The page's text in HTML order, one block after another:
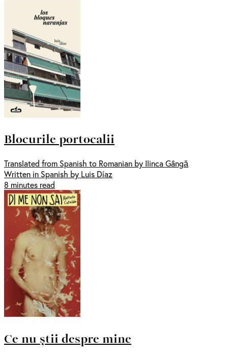
Blocurile portocalii
Translated from Spanish to Romanian by Ilinca Gângă
Written in Spanish by Luis Díaz
8 minutes read
Ce nu știi despre mine